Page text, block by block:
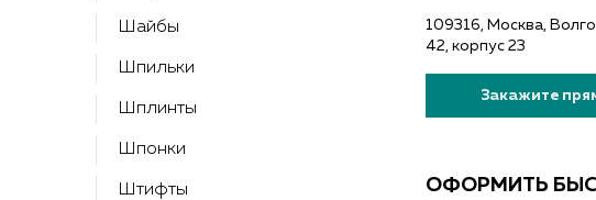
109316, Москва,
42, корпус 23
Закажите
ОФОРМИТЬ
Шайбы
Шпильки
Шплинты
Шпонки
Штифты